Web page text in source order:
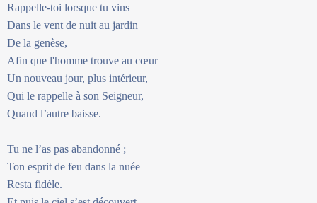
Rappelle-toi lorsque tu vins
Dans le vent de nuit au jardin
De la genèse,
Afin que l'homme trouve au cœur
Un nouveau jour, plus intérieur,
Qui le rappelle à son Seigneur,
Quand l’autre baisse.
Tu ne l’as pas abandonné ;
Ton esprit de feu dans la nuée
Resta fidèle.